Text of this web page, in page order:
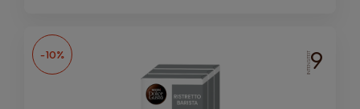
-10% INTENSITEIT9